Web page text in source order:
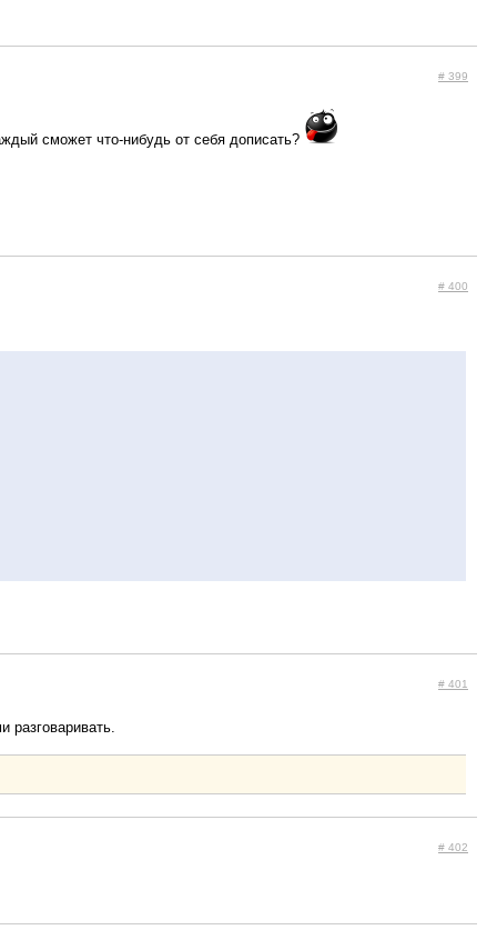
# 399
сможет что-нибудь от себя дописать?
# 400
# 401
разговаривать.
# 402